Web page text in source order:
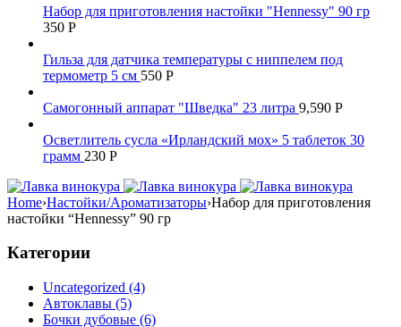
Набор для приготовления настойки "Hennessy" 90 гр
350 Р
Гильза для датчика температуры с ниппелем под
термометр 5 см 550 Р
Самогонный аппарат "Шведка" 23 литра 9,590 Р
Осветлитель сусла «Ирландский мох» 5 таблеток 30
грамм 230 Р
Home›Настойки/Ароматизаторы›Набор для приготовления
настойки “Hennessy” 90 гр
Категории
Uncategorized (4)
Автоклавы (5)
Бочки дубовые (6)